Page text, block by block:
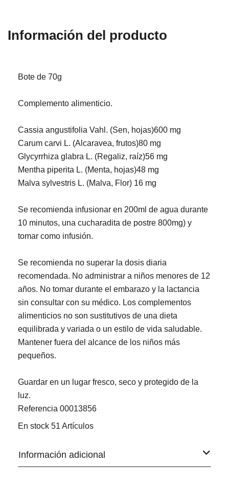
Información del producto
Bote de 70g
Complemento alimenticio.
Cassia angustifolia Vahl. (Sen, hojas)600 mg
Carum carvi L. (Alcaravea, frutos)80 mg
Glycyrrhiza glabra L. (Regaliz, raíz)56 mg
Mentha piperita L. (Menta, hojas)48 mg
Malva sylvestris L. (Malva, Flor) 16 mg
Se recomienda infusionar en 200ml de agua durante
10 minutos, una cucharadita de postre 800mg) y
tomar como infusión.
Se recomienda no superar la dosis diaria
recomendada. No administrar a niños menores de 12
años. No tomar durante el embarazo y la lactancia
sin consultar con su médico. Los complementos
alimenticios no son sustitutivos de una dieta
equilibrada y variada o un estilo de vida saludable.
Mantener fuera del alcance de los niños más
pequeños.
Guardar en un lugar fresco, seco y protegido de la
luz.
Referencia 00013856
En stock 51 Artículos
Información adicional